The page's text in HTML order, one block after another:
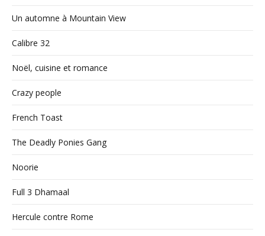
Un automne à Mountain View
Calibre 32
Noël, cuisine et romance
Crazy people
French Toast
The Deadly Ponies Gang
Noorie
Full 3 Dhamaal
Hercule contre Rome